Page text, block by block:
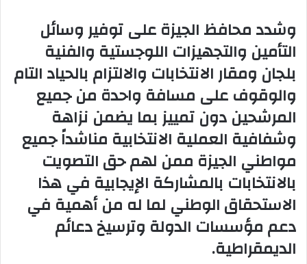
وشدد محافظ الجيزة على توفير وسائل
التأمين والتجهيزات اللوجستية والفنية
بلجان ومقار الانتخابات والالتزام بالحياد التام
والوقوف على مسافة واحدة من جميع
المرشحين دون تمييز بما يضمن نزاهة
وشفافية العملية الانتخابية مناشداً جميع
مواطني الجيزة ممن لهم حق التصويت
بالانتخابات بالمشاركة الإيجابية في هذا
الاستحقاق الوطني لما له من أهمية في
دعم مؤسسات الدولة وترسيخ دعائم
الديمقراطية.